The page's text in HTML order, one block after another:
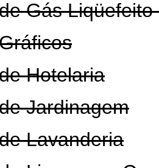
Gás
Hotelaria
Jardinagem
Lavanderia